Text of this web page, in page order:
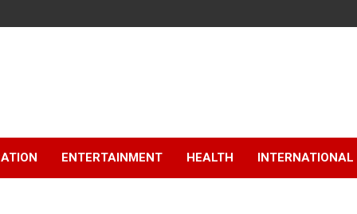
ENTERTAINMENT HEALTH INTERNATIONAL